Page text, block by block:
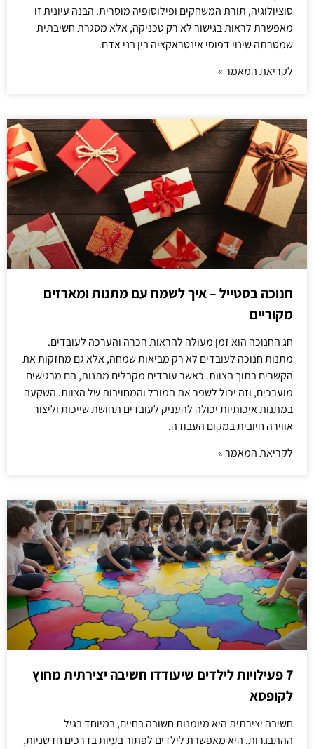
סוציולוגיה, תורת המשחקים ופילוסופיה מוסרית. הבנה עיונית זו
מאפשרת לראות בגישור לא רק טכניקה, אלא מסגרת חשיבתית
שמטרתה שינוי דפוסי אינטראקציה בין בני אדם.
לקריאת המאמר »
חנוכה בסטייל – איך לשמח עם מתנות ומארזים
מקוריים
חג החנוכה הוא זמן מעולה להראות הכרה והערכה לעובדים.
מתנות חנוכה לעובדים לא רק מביאות שמחה, אלא גם מחזקות את
הקשרים בתוך הצוות. כאשר עובדים מקבלים מתנות, הם מרגישים
מוערכים, וזה יכול לשפר את המורל והמחויבות של הצוות. השקעה
במתנות איכותיות יכולה להעניק לעובדים תחושת שייכות וליצור
אווירה חיובית במקום העבודה.
לקריאת המאמר »
7 פעילויות לילדים שיעודדו חשיבה יצירתית מחוץ
לקופסא
חשיבה יצירתית היא מיומנות חשובה בחיים, במיוחד בגיל
ההתבגרות. היא מאפשרת לילדים לפתור בעיות בדרכים חדשניות,